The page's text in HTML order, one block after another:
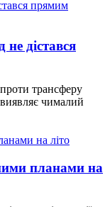
дістався
трансферу
чималий
планами на